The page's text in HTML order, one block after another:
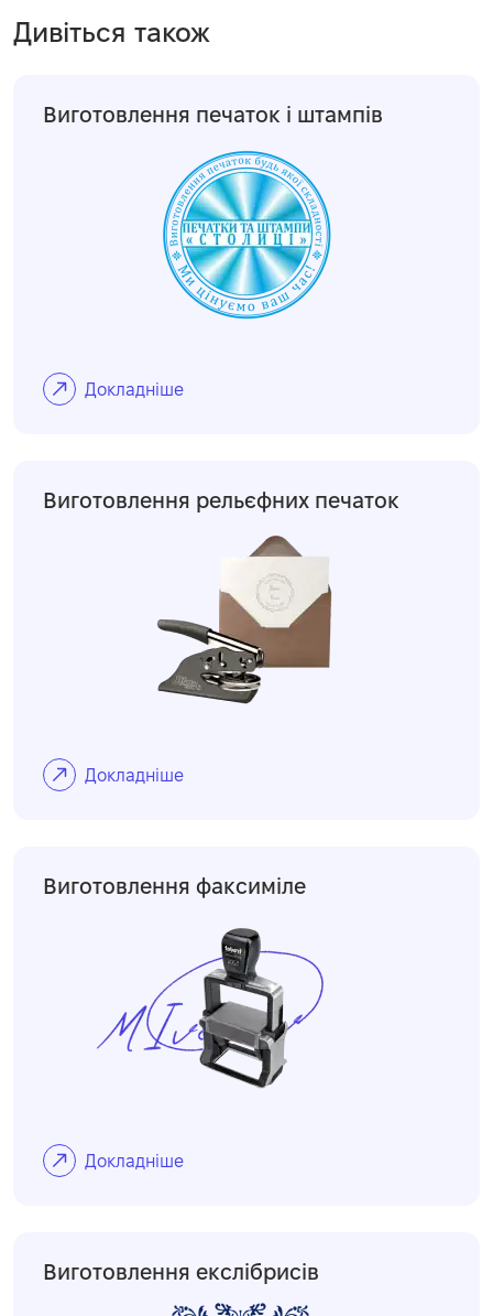
Дивіться також
Виготовлення печаток і штампів
Докладніше
Виготовлення рельєфних печаток
Докладніше
Виготовлення факсиміле
Докладніше
Виготовлення екслібрисів